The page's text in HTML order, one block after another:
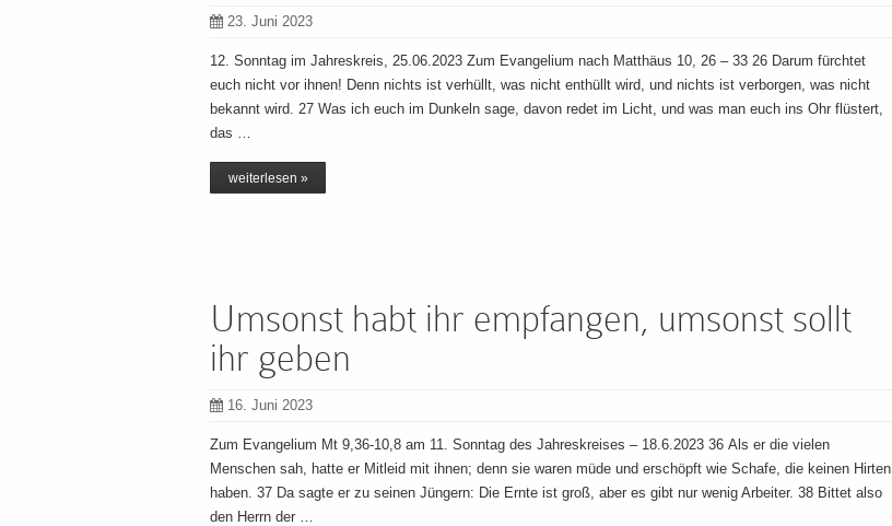
23. Juni 2023
12. Sonntag im Jahreskreis, 25.06.2023 Zum Evangelium nach Matthäus 10, 26 – 33 26 Darum fürchtet
euch nicht vor ihnen! Denn nichts ist verhüllt, was nicht enthüllt wird, und nichts ist verborgen, was nicht
bekannt wird. 27 Was ich euch im Dunkeln sage, davon redet im Licht, und was man euch ins Ohr flüstert,
das …
weiterlesen »
Umsonst habt ihr empfangen, umsonst sollt
ihr geben
16. Juni 2023
Zum Evangelium Mt 9,36-10,8 am 11. Sonntag des Jahreskreises – 18.6.2023 36 Als er die vielen
Menschen sah, hatte er Mitleid mit ihnen; denn sie waren müde und erschöpft wie Schafe, die keinen Hirten
haben. 37 Da sagte er zu seinen Jüngern: Die Ernte ist groß, aber es gibt nur wenig Arbeiter. 38 Bittet also
den Herrn der …